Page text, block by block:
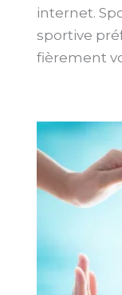
internet.
sportive
fièrement